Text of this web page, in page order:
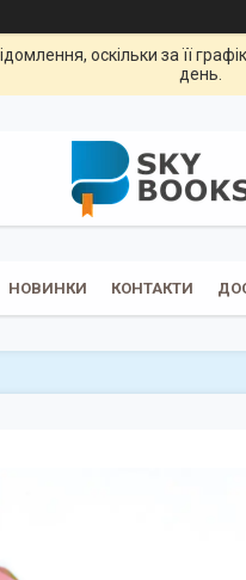
оскільки за її
день.
НОВИНКИ КОНТАКТИ